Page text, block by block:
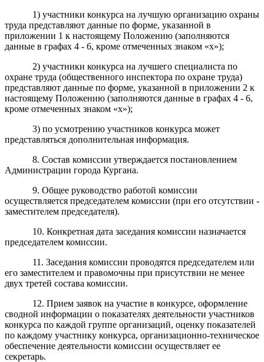
1) участники конкурса на лучшую организацию охраны
труда представляют данные по форме, указанной в
приложении 1 к настоящему Положению (заполняются
данные в графах 4 - 6, кроме отмеченных знаком «х»);
2) участники конкурса на лучшего специалиста по
охране труда (общественного инспектора по охране труда)
представляют данные по форме, указанной в приложении 2 к
настоящему Положению (заполняются данные в графах 4 - 6,
кроме отмеченных знаком «х»);
3) по усмотрению участников конкурса может
представляться дополнительная информация.
8. Состав комиссии утверждается постановлением
Администрации города Кургана.
9. Общее руководство работой комиссии
осуществляется председателем комиссии (при его отсутствии -
заместителем председателя).
10. Конкретная дата заседания комиссии назначается
председателем комиссии.
11. Заседания комиссии проводятся председателем или
его заместителем и правомочны при присутствии не менее
двух третей состава комиссии.
12. Прием заявок на участие в конкурсе, оформление
сводной информации о показателях деятельности участников
конкурса по каждой группе организаций, оценку показателей
по каждому участнику конкурса, организационно-техническое
обеспечение деятельности комиссии осуществляет ее
секретарь.